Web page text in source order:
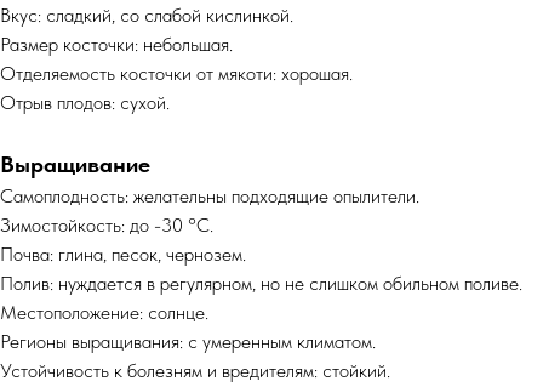
Вкус: сладкий, со слабой кислинкой.
Размер косточки: небольшая.
Отделяемость косточки от мякоти: хорошая.
Отрыв плодов: сухой.
Выращивание
Самоплодность: желательны подходящие опылители.
Зимостойкость: до -30 °C.
Почва: глина, песок, чернозем.
Полив: нуждается в регулярном, но не слишком обильном поливе.
Местоположение: солнце.
Регионы выращивания: с умеренным климатом.
Устойчивость к болезням и вредителям: стойкий.